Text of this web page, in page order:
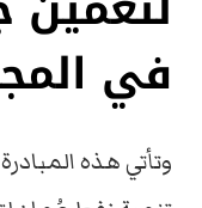
في
وتأتي هذه